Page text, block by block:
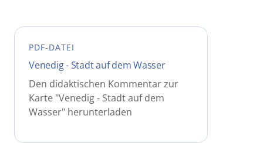
PDF-DATEI
Venedig - Stadt auf dem Wasser
Den didaktischen Kommentar zur
Karte "Venedig - Stadt auf dem
Wasser" herunterladen